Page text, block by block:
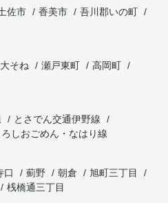
佐市 香美市
吾川郡いの町
大そね 瀬戸東町
高岡町
とさでん交通伊野線
しおごめん・なはり線
口 薊野 朝倉
旭町三丁目
桟橋通三丁目